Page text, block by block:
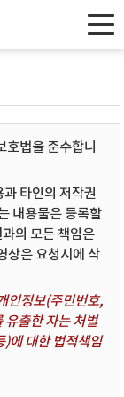
호법을 준수합니
타인의 저작권
내용물은 등록할
의 모든 책임은
상은 요청시에 삭
인정보(주민번호,
출한 자는 처벌
)에 대한 법적책임